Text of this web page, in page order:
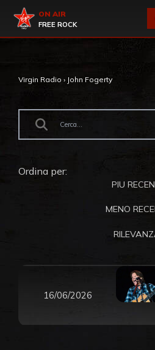
Virgin Radio
ON AIR
FREE ROCK
Virgin Radio › John Fogerty
Ordina per:
PIU
MENO
16/06/2026